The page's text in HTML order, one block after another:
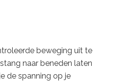
beweging uit te
naar beneden laten
de spanning op je